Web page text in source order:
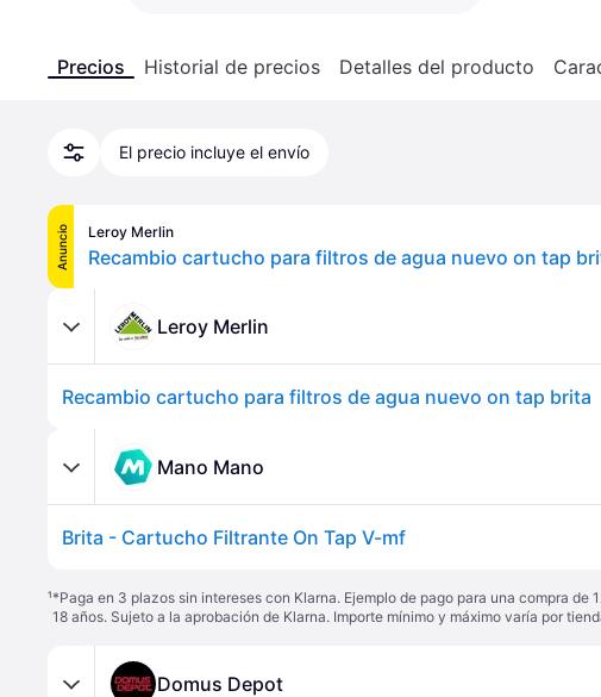
Precios Historial de precios Detalles del producto
El precio incluye el envío
Anuncio Leroy Merlin
Recambio cartucho para filtros de agua nuevo on tap
Leroy Merlin
Recambio cartucho para filtros de agua nuevo on tap brita
Mano Mano
Brita - Cartucho Filtrante On Tap V-mf
¹*Paga en 3 plazos sin intereses con Klarna. Ejemplo de pago para una compra
18 años. Sujeto a la aprobación de Klarna. Importe mínimo y máximo varía por
Domus Depot